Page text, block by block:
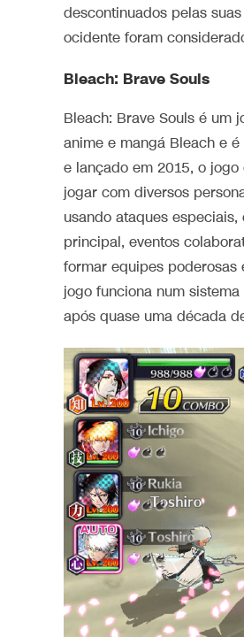
descontinuados pelas
ocidente foram
Bleach: Brave Souls
Bleach: Brave Souls é um
anime e mangá Bleach e
e lançado em 2015, o
jogar com diversos
usando ataques
principal, eventos
formar equipes poderosas
jogo funciona num
após quase uma década